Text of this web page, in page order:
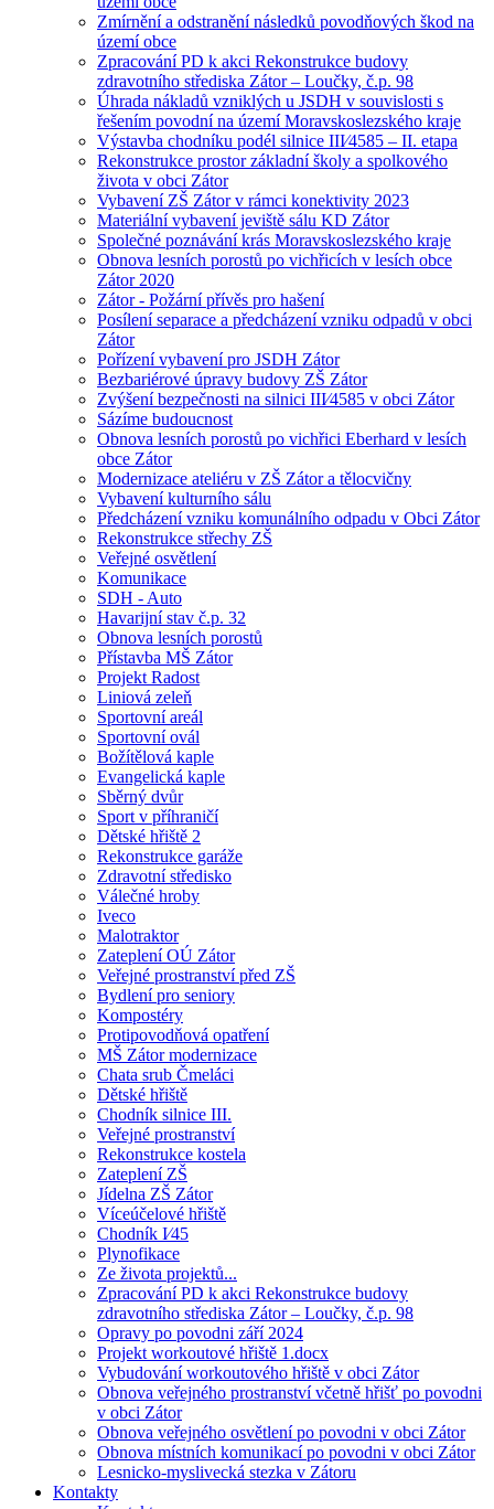
Zmírnění a odstranění následků povodňových škod na
území obce
Zpracování PD k akci Rekonstrukce budovy
zdravotního střediska Zátor – Loučky, č.p. 98
Úhrada nákladů vzniklých u JSDH v souvislosti s
řešením povodní na území Moravskoslezského kraje
Výstavba chodníku podél silnice III⁄4585 – II. etapa
Rekonstrukce prostor základní školy a spolkového
života v obci Zátor
Vybavení ZŠ Zátor v rámci konektivity 2023
Materiální vybavení jeviště sálu KD Zátor
Společné poznávání krás Moravskoslezského kraje
Obnova lesních porostů po vichřicích v lesích obce
Zátor 2020
Zátor - Požární přívěs pro hašení
Posílení separace a předcházení vzniku odpadů v obci
Zátor
Pořízení vybavení pro JSDH Zátor
Bezbariérové úpravy budovy ZŠ Zátor
Zvýšení bezpečnosti na silnici III⁄4585 v obci Zátor
Sázíme budoucnost
Obnova lesních porostů po vichřici Eberhard v lesích
obce Zátor
Modernizace ateliéru v ZŠ Zátor a tělocvičny
Vybavení kulturního sálu
Předcházení vzniku komunálního odpadu v Obci Zátor
Rekonstrukce střechy ZŠ
Veřejné osvětlení
Komunikace
SDH - Auto
Havarijní stav č.p. 32
Obnova lesních porostů
Přístavba MŠ Zátor
Projekt Radost
Liniová zeleň
Sportovní areál
Sportovní ovál
Božítělová kaple
Evangelická kaple
Sběrný dvůr
Sport v příhraničí
Dětské hřiště 2
Rekonstrukce garáže
Zdravotní středisko
Válečné hroby
Iveco
Malotraktor
Zateplení OÚ Zátor
Veřejné prostranství před ZŠ
Bydlení pro seniory
Kompostéry
Protipovodňová opatření
MŠ Zátor modernizace
Chata srub Čmeláci
Dětské hřiště
Chodník silnice III.
Veřejné prostranství
Rekonstrukce kostela
Zateplení ZŠ
Jídelna ZŠ Zátor
Víceúčelové hřiště
Chodník I⁄45
Plynofikace
Ze života projektů...
Zpracování PD k akci Rekonstrukce budovy
zdravotního střediska Zátor – Loučky, č.p. 98
Opravy po povodni září 2024
Projekt workoutové hřiště 1.docx
Vybudování workoutového hřiště v obci Zátor
Obnova veřejného prostranství včetně hřišť po povodni
v obci Zátor
Obnova veřejného osvětlení po povodni v obci Zátor
Obnova místních komunikací po povodni v obci Zátor
Lesnicko-myslivecká stezka v Zátoru
Kontakty